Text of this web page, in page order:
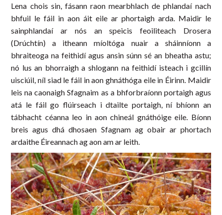
Lena chois sin, fásann raon mearbhlach de phlandaí nach
bhfuil le fáil in aon áit eile ar phortaigh arda. Maidir le
sainphlandaí ar nós an speicis feoiliteach Drosera
(Drúchtín) a itheann míoltóga nuair a sháinníonn a
bhraiteoga na feithidí agus ansin súnn sé an bheatha astu;
nó lus an bhorraigh a shlogann na feithidí isteach i gcillín
uisciúil, níl siad le fáil in aon ghnáthóga eile in Éirinn. Maidir
leis na caonaigh Sfagnaim as a bhforbraíonn portaigh agus
atá le fáil go flúirseach i dtailte portaigh, ní bhíonn an
tábhacht céanna leo in aon chineál gnáthóige eile. Bíonn
breis agus dhá dhosaen Sfagnam ag obair ar phortach
ardaithe Éireannach ag aon am ar leith.